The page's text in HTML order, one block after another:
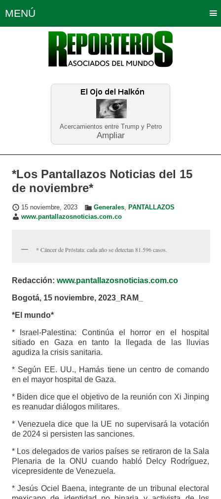
Acercamientos entre Trump y Petro
Ampliar
MENÚ
Política Opinión Bogotá
Planeta Tierra Deportes
Educación Neira
*Los Pantallazos Noticias del 15
de noviembre*
15 noviembre, 2023 Generales, PANTALLAZOS
www.pantallazosnoticias.com.co
* Cáncer de Próstata: cada año se detectan 81.596 casos.
Redacción: www.pantallazosnoticias.com.co
Bogotá, 15 noviembre, 2023_RAM_
*El mundo*
* Israel-Palestina: Continúa el horror en el hospital
sitiado en Gaza en tanto la llegada de las lluvias
agudiza la crisis sanitaria.
* Según EE. UU., Hamás tiene un centro de comando
en el mayor hospital de Gaza.
* Biden dice que el objetivo de la reunión con Xi Jinping
es reanudar diálogos militares.
* Venezuela dice que la UE no supervisará la votación
de 2024 si persisten las sanciones.
* Los delegados de varios países se retiraron de la Sala
Plenaria de la ONU cuando habló Delcy Rodríguez,
vicepresidente de Venezuela.
* Jesús Ociel Baena, integrante de un tribunal electoral